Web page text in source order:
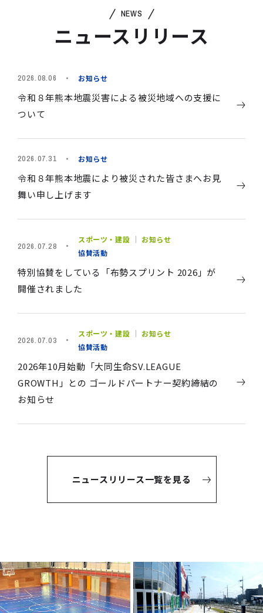
NEWS
ニュースリリース
2026.08.06 お知らせ
令和８年熊本地震災害による被災地域への支援に
ついて
2026.07.31 お知らせ
令和８年熊本地震により被災された皆さまへお見
舞い申し上げます
2026.07.28
スポーツ・建設 ｜ お知らせ
協賛活動
特別協賛をしている「布勢スプリント 2026」が
開催されました
2026.07.03
スポーツ・建設 ｜ お知らせ
協賛活動
2026年10月始動「大同生命SV.LEAGUE
GROWTH」との ゴールドパートナー契約締結の
お知らせ
ニュースリリース一覧を見る